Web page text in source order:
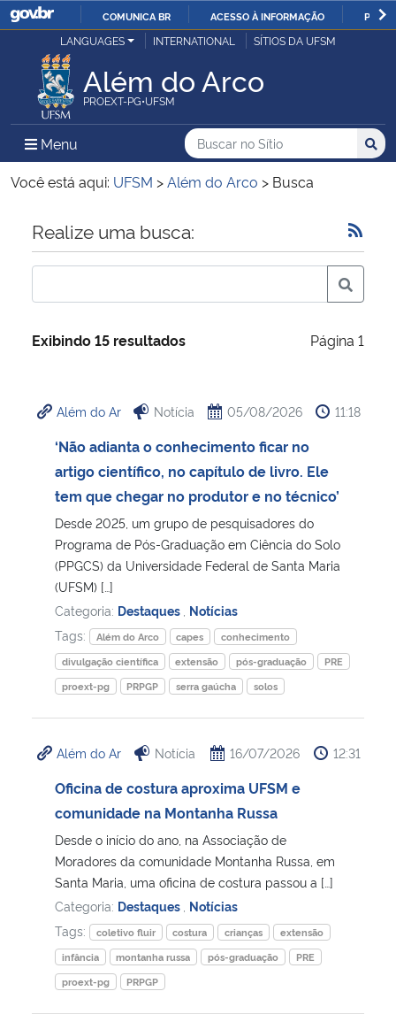
IR
O
COMUNICA BR ACESSO À INFORMAÇÃO
Ministério da Justiça e Segurança Pública
Ministério da Defesa
Ministério das Relações Exteriores
Ministério da Economia
Ministério da Infraestrutura
Ministério da Cidadania
Ministério de Minas e Energia
Ministério da Ciência, Tecnologia, Inovações e Comunicações
Ministério do Turismo
Ministério do Desenvolvimento Regional
Ministério da Mulher, da Família e dos Direitos Humanos
Secretaria-Geral
Secretaria de Governo
Gabinete de Segurança Institucional
Advocacia-Geral da União
LANGUAGES INTERNATIONAL SÍTIOS DA UFSM
Além do Arco
PROEXT-PG•UFSM
Menu Menu Principal do Sítio
Busca
Buscar no no Sítio
Busca:
Você está aqui: UFSM >Além do Arco > Busca
Início do conteúdo
Realize uma busca:
Exibindo 15 resultados Página 1
Além do Ar Notícia 05/08/2026 11:18
‘Não adianta o conhecimento ficar no
artigo científico, no capítulo de livro. Ele
tem que chegar no produtor e no técnico’
Desde 2025, um grupo de pesquisadores do
Programa de Pós-Graduação em Ciência do Solo
(PPGCS) da Universidade Federal de Santa Maria
(UFSM) […]
Categoria: Destaques Notícias
Tags:
Além do Arco capes
conhecimento
divulgação científica
extensão pós-graduação
PRE
proext-pg
PRPGP serra gaúcha solos
Além do Ar Notícia 16/07/2026 12:31
Oficina de costura aproxima UFSM e
comunidade na Montanha Russa
Desde o início do ano, na Associação de
Moradores da comunidade Montanha Russa, em
Santa Maria, uma oficina de costura passou a […]
Categoria: Destaques Notícias
Tags:
coletivo fluir costura crianças
extensão
infância
montanha russa pós-graduação
PRE
proext-pg
PRPGP